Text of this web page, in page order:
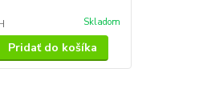
Skladom
Pridať do košíka